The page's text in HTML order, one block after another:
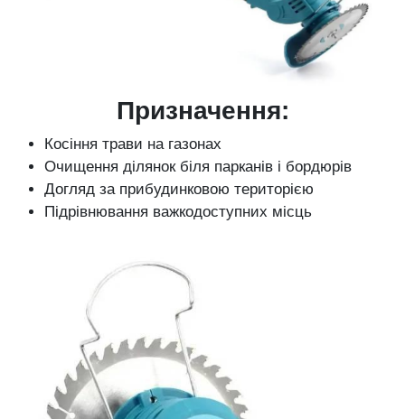
Призначення:
Косіння трави на газонах
Очищення ділянок біля парканів і бордюрів
Догляд за прибудинковою територією
Підрівнювання важкодоступних місць